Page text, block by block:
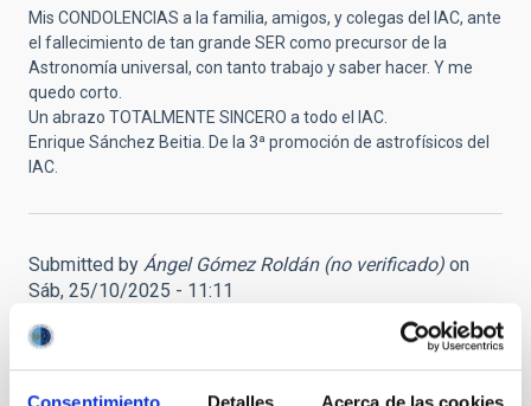
Consentimiento Detalles Acerca de las cookies
Mis CONDOLENCIAS a la familia, amigos, y colegas del IAC, ante
el fallecimiento de tan grande SER como precursor de la
Astronomía universal, con tanto trabajo y saber hacer. Y me
quedo corto.
Un abrazo TOTALMENTE SINCERO a todo el IAC.
Enrique Sánchez Beitia. De la 3ª promoción de astrofísicos del
IAC.
Submitted by Ángel Gómez Roldán (no verificado) on
Sáb, 25/10/2025 - 11:11
Gracias, D. Francisco